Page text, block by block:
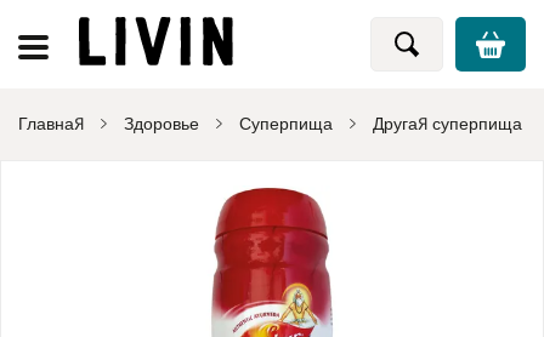
Главная Здоровье Суперпища Другая суперпища